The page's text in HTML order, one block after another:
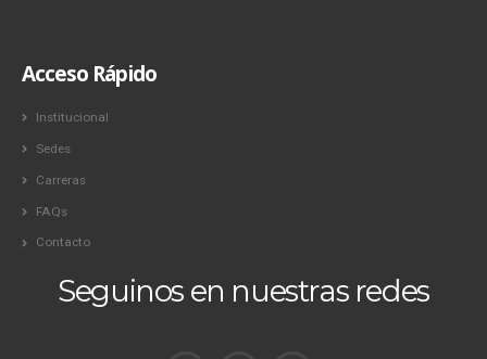
Acceso Rápido
Institucional
Sedes
Carreras
FAQs
Contacto
Seguinos en nuestras redes